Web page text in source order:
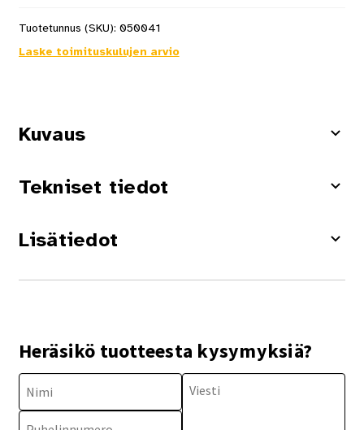
Tuotetunnus (SKU): 050041
Laske toimituskulujen arvio
Kuvaus
Tekniset tiedot
Lisätiedot
Heräsikö tuotteesta kysymyksiä?